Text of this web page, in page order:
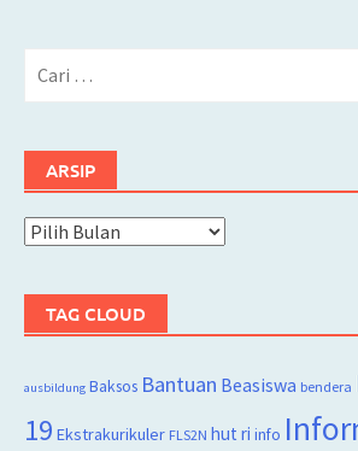
ARSIP
Arsip
TAG CLOUD
ausbildung Baksos Bantuan Beasiswa bendera
19 Ekstrakurikuler FLS2N hut ri info